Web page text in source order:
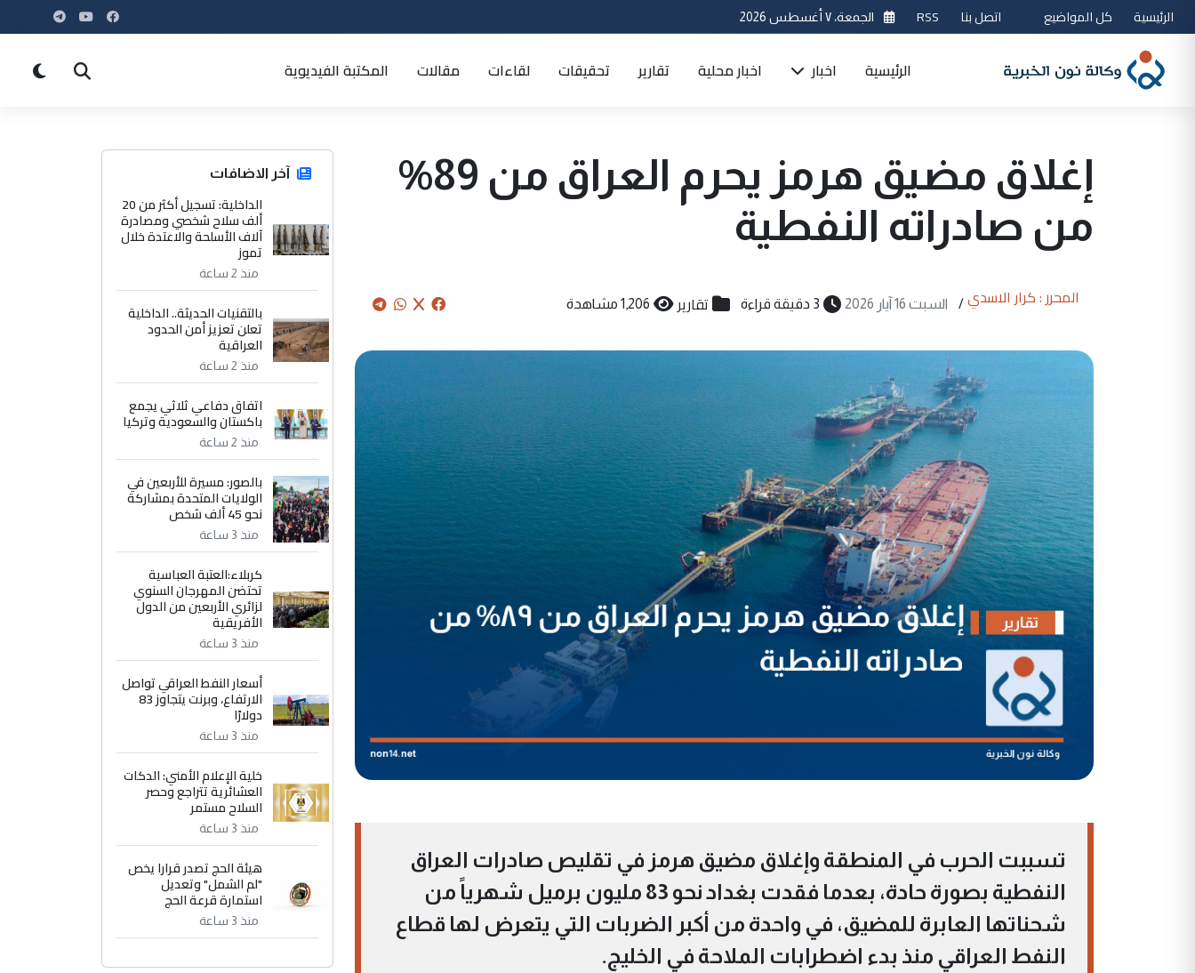
الرئيسية كل المواضيع اتصل بنا RSS الجمعة، ٧ أغسطس 2026
الرئيسية اخبار اخبار محلية تقارير تحقيقات لقاءات مقالات المكتبة الفيديوية
إغلاق مضيق هرمز يحرم العراق من 89%
من صادراته النفطية
المحرر : كرار الاسدي / السبت 16 آيار 2026 3 دقيقة قراءة تقارير 1,206 مشاهدة
تسببت الحرب في المنطقة وإغلاق مضيق هرمز في تقليص صادرات العراق
النفطية بصورة حادة، بعدما فقدت بغداد نحو 83 مليون برميل شهرياً من
شحناتها العابرة للمضيق، في واحدة من أكبر الضربات التي يتعرض لها قطاع
النفط العراقي منذ بدء اضطرابات الملاحة في الخليج.
آخر الاضافات
الداخلية: تسجيل أكثر من 20
ألف سلاح شخصي ومصادرة
آلاف الأسلحة والاعتدة خلال
تموز
منذ 2 ساعة
بالتقنيات الحديثة.. الداخلية
تعلن تعزيز أمن الحدود
العراقية
منذ 2 ساعة
اتفاق دفاعي ثلاثي يجمع
باكستان والسعودية وتركيا
منذ 2 ساعة
بالصور: مسيرة للأربعين في
الولايات المتحدة بمشاركة
نحو 45 ألف شخص
منذ 3 ساعة
كربلاء:العتبة العباسية
تحتضن المهرجان السنوي
لزائري الأربعين من الدول
الأفريقية
منذ 3 ساعة
أسعار النفط العراقي تواصل
الارتفاع، وبرنت يتجاوز 83
دولارًا
منذ 3 ساعة
خلية الإعلام الأمني: الدكات
العشائرية تتراجع وحصر
السلاح مستمر
منذ 3 ساعة
هيئة الحج تصدر قرارا يخص
"لم الشمل" وتعديل
استمارة قرعة الحج
منذ 3 ساعة